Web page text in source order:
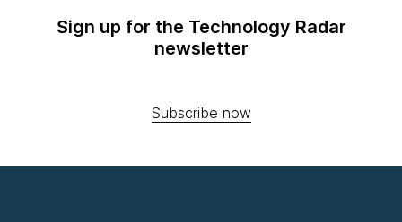
Sign up for the Technology Radar
newsletter
Subscribe now